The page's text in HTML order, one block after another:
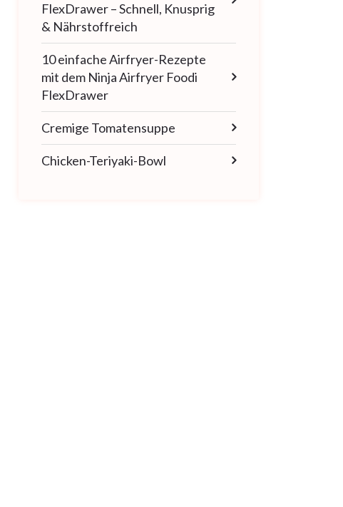
FlexDrawer – Schnell, Knusprig
& Nährstoffreich
10 einfache Airfryer-Rezepte
mit dem Ninja Airfryer Foodi
FlexDrawer
Cremige Tomatensuppe
Chicken-Teriyaki-Bowl